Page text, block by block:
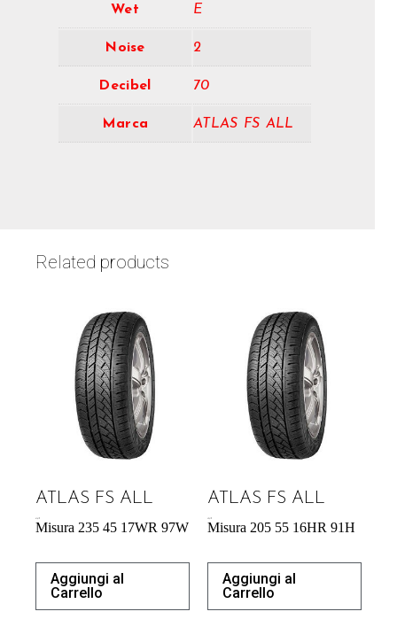
Wet E
Noise 2
Decibel 70
Marca ATLAS FS ALL
Related products
ATLAS FS ALL
Misura 235 45 17WR 97W
Aggiungi al
Carrello
ATLAS FS ALL
Misura 205 55 16HR 91H
Aggiungi al
Carrello